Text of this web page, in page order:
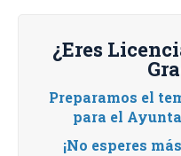
¿Eres
Preparamos el
para el
¡No esperes